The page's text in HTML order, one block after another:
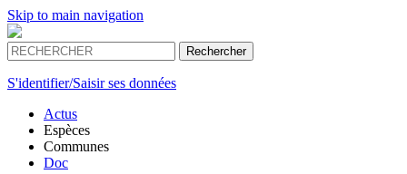
Skip to main navigation
S'identifier/Saisir ses données
Actus
Espèces
Communes
Doc